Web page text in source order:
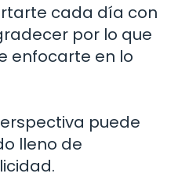
cada día con
por lo que
enfocarte en lo
puede
lleno de